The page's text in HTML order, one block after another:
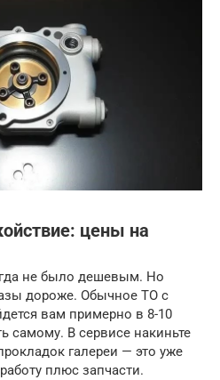
цены на
не было дешевым. Но
дороже. Обычное ТО с
вам примерно в 8-10
самому. В сервисе накиньте
галереи — это уже
плюс запчасти.